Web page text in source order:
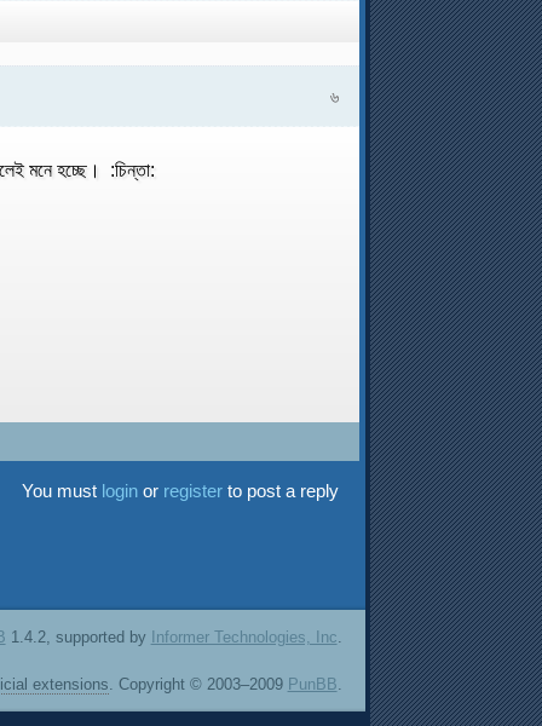
৬
মনে হচ্ছে। :চিন্তা:
You must loginor registerto post a reply
1.4.2, supported by Informer Technologies, Inc.
extensions . Copyright © 2003–2009 PunBB